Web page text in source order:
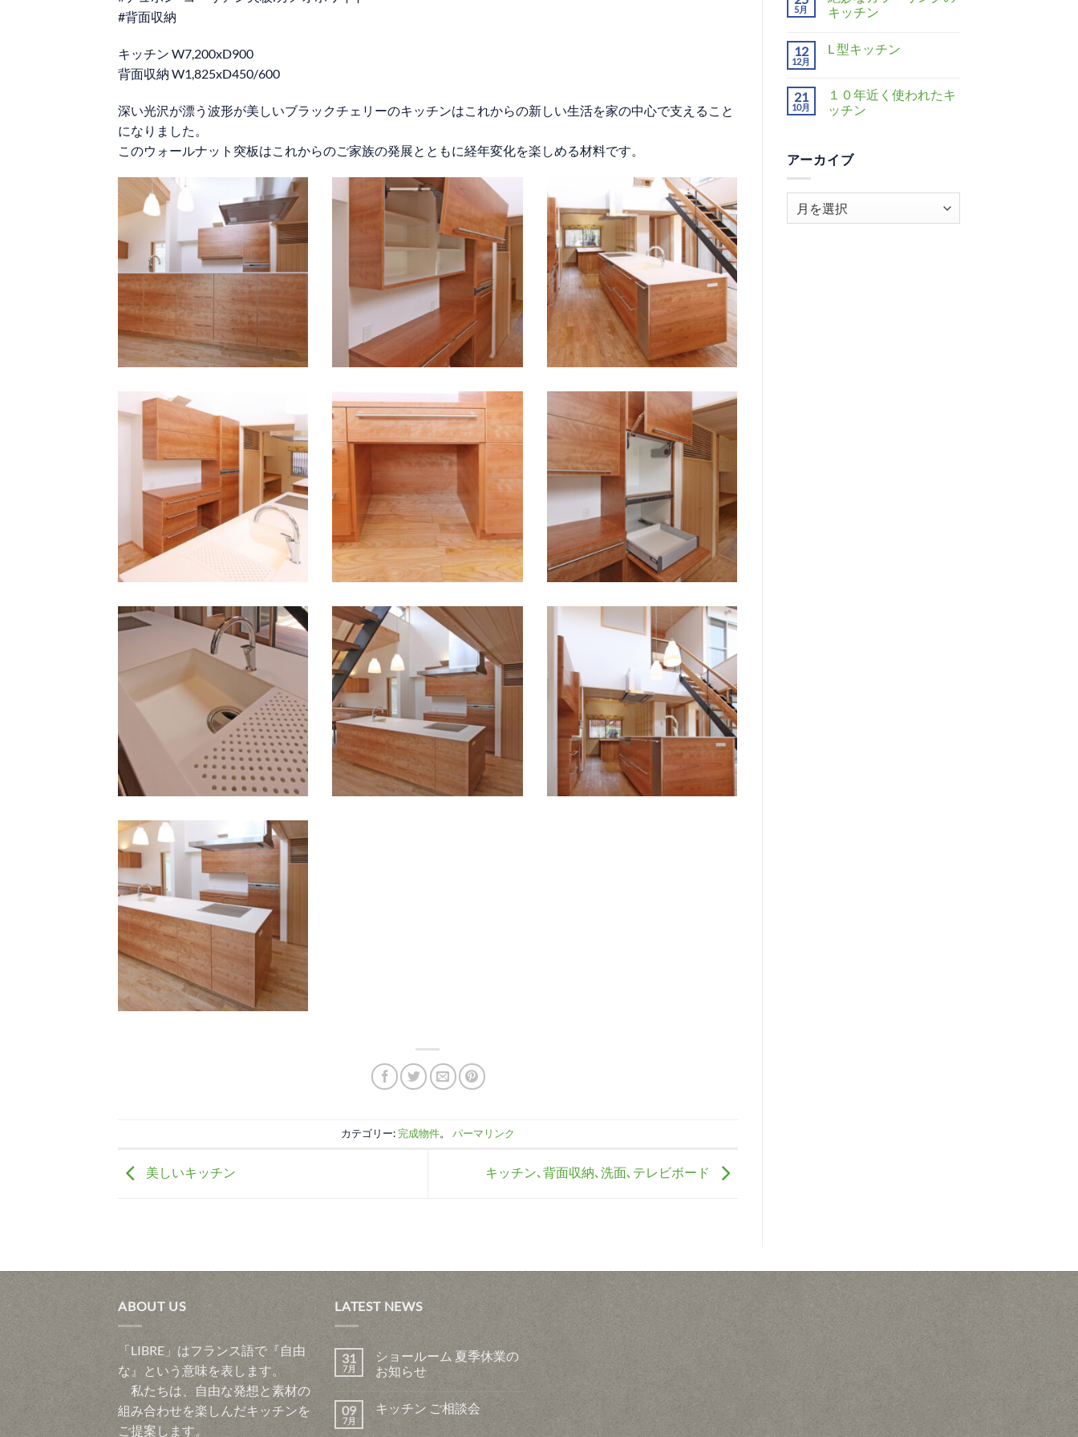
#背面収納
キッチン W7,200xD900
背面収納 W1,825xD450/600
深い光沢が漂う波形が美しいブラックチェリーのキッチンはこれからの新しい生活を家の中心で支えること
になりました。
このウォールナット突板はこれからのご家族の発展とともに経年変化を楽しめる材料です。
カテゴリー:完成物件。 パーマリンク
美しいキッチン キッチン､背面収納､洗面､テレビボード
5月
キッチン
12
12月
L 型キッチン
21
10月
１０年近く使われたキ
ッチン
アーカイブ
ー
ABOUT US
「LIBRE」はフランス語で『自由
な』という意味を表します。
私たちは、自由な発想と素材の
組み合わせを楽しんだキッチンを
ご提案します。
LATEST NEWS
31
7月
ショールーム 夏季休業の
お知らせ
09
7月
キッチン ご相談会